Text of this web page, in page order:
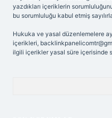
yazdıkları içeriklerin
bu sorumluluğu kabul etmiş
Hukuka ve yasal düzenlemelere
içerikleri,
ilgili içerikler yasal süre içerisinde